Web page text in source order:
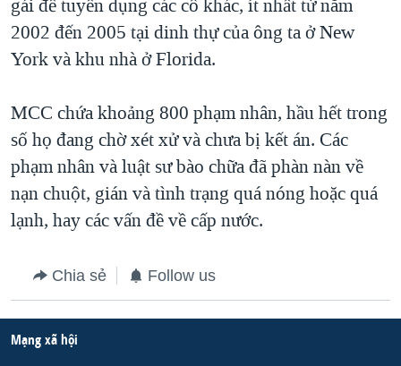
gái để tuyển dụng các cô khác, ít nhất từ năm
2002 đến 2005 tại dinh thự của ông ta ở New
York và khu nhà ở Florida.
MCC chứa khoảng 800 phạm nhân, hầu hết trong
số họ đang chờ xét xử và chưa bị kết án. Các
phạm nhân và luật sư bào chữa đã phàn nàn về
nạn chuột, gián và tình trạng quá nóng hoặc quá
lạnh, hay các vấn đề về cấp nước.
Chia sẻ Follow us
Mạng xã hội